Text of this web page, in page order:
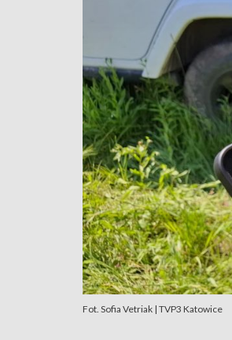
Fot. Sofia Vetriak | TVP3 Katowice